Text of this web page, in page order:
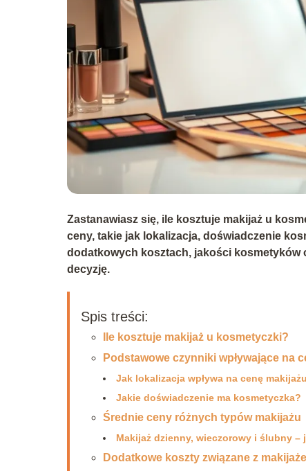
Zastanawiasz się, ile kosztuje makijaż u
ceny, takie jak lokalizacja, doświadczenie
dodatkowych kosztach, jakości kosmetyków
decyzję.
Spis treści:
Ile kosztuje makijaż u kosmetyczki?
Podstawowe czynniki wpływające na
Jak lokalizacja wpływa na cenę
Jakie doświadczenie ma kosmetyczka?
Średnie ceny różnych typów makijażu
Makijaż dzienny, wieczorowy i ślubny –
Dodatkowe koszty związane z